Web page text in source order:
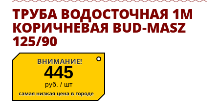
ТРУБА ВОДОСТОЧНАЯ 1М
КОРИЧНЕВАЯ BUD-MASZ
125/90
445
руб. / шт